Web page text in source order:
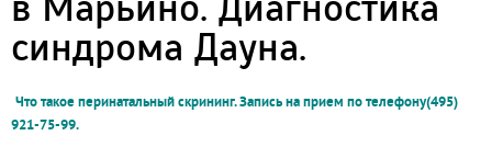
в Марьино. Диагностика
синдрома Дауна.
Что такое перинатальный скрининг. Запись на прием по телефону(495)
921-75-99.